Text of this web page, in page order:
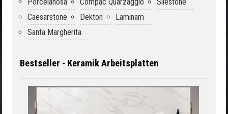
Caesarstone
Dekton
Laminam
Santa Margherita
Bestseller - Keramik Arbeitsplatten